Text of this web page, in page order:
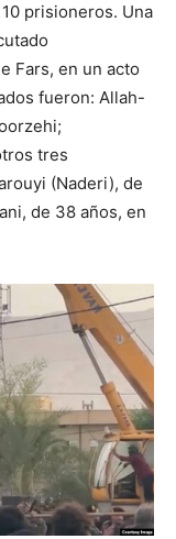
prisioneros. Una
Fars, en un acto
fueron: Allah-
tres
(Naderi), de
de 38 años, en